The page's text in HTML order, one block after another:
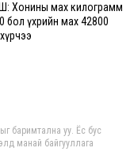
Хонины мах килограмм
бол үхрийн мах 42800
баримтална уу. Ёс бус
манай байгууллага